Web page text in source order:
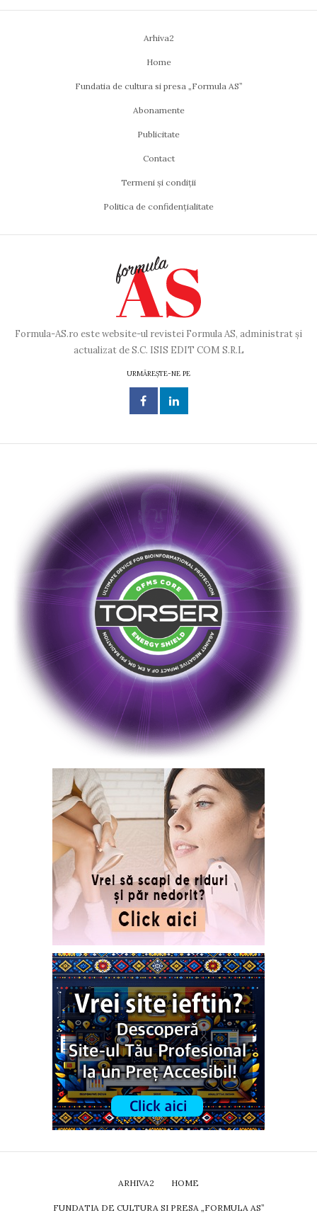
Arhiva2
Home
Fundatia de cultura si presa „Formula AS”
Abonamente
Publicitate
Contact
Termeni și condiții
Politica de confidențialitate
Formula-AS.ro este website-ul revistei Formula AS, administrat și
actualizat de S.C. ISIS EDIT COM S.R.L
URMĂREȘTE-NE PE
ARHIVA2 HOME
FUNDATIA DE CULTURA SI PRESA „FORMULA AS”